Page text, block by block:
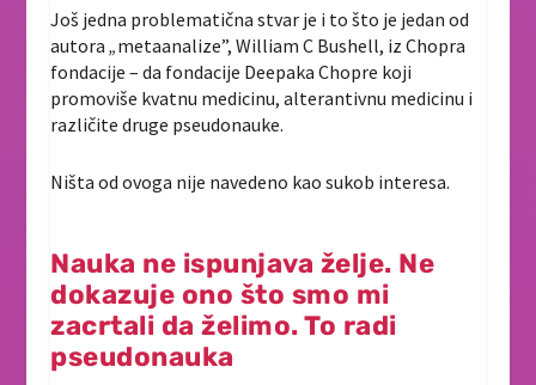
Još jedna problematična stvar je i to što je jedan od
autora„metaanalize”, William C Bushell, iz Chopra
fondacije – da fondacije Deepaka Chopre koji
promoviše kvatnu medicinu, alterantivnu medicinu i
različite druge pseudonauke.
Ništa od ovoga nije navedeno kao sukob interesa.
Nauka ne ispunjava želje. Ne
dokazuje ono što smo mi
zacrtali da želimo. To radi
pseudonauka